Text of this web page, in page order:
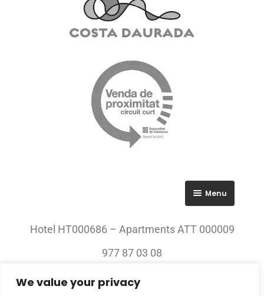
We value your privacy
Menu
Hotel HT000686 – Apartments ATT 000009
977 87 03 08
© 2023 All rights Reserved. Villa Engràcia